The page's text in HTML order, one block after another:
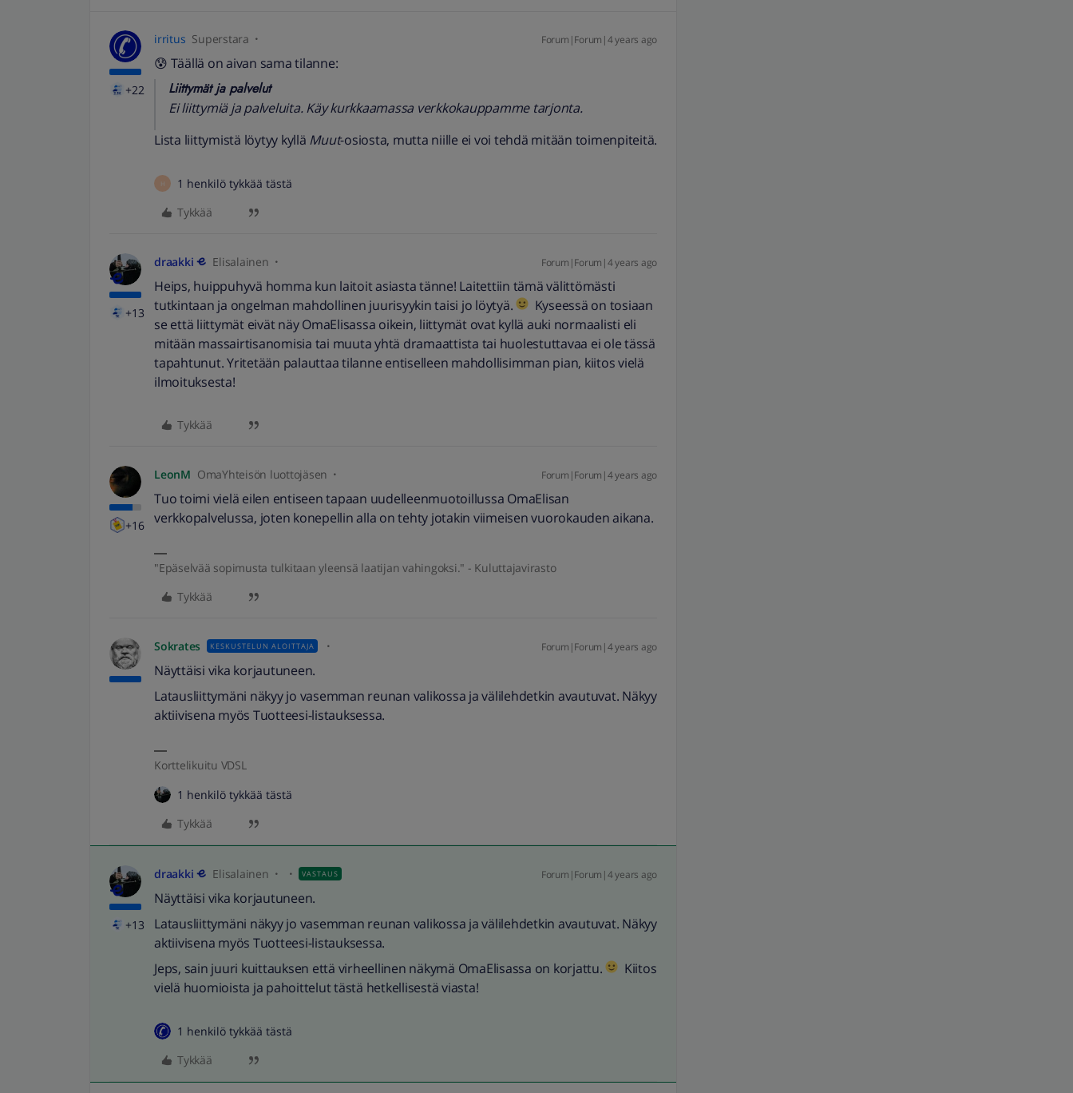
+22
irritus Superstara Forum|Forum|4 years ago
😰 Täällä on aivan sama tilanne:
Liittymät ja palvelut
Ei liittymiä ja palveluita. Käy kurkkaamassa verkkokauppamme tarjonta.
Lista liittymistä löytyy kyllä Muut-osiosta, mutta niille ei voi tehdä mitään toimenpiteitä.
H
1 henkilö tykkää tästä
Tykkää
+13
draakki Elisalainen Forum|Forum|4 years ago
Heips, huippuhyvä homma kun laitoit asiasta tänne! Laitettiin tämä välittömästi
tutkintaan ja ongelman mahdollinen juurisyykin taisi jo löytyä.
Kyseessä on tosiaan
se että liittymät eivät näy OmaElisassa oikein, liittymät ovat kyllä auki normaalisti eli
mitään massairtisanomisia tai muuta yhtä dramaattista tai huolestuttavaa ei ole tässä
tapahtunut. Yritetään palauttaa tilanne entiselleen mahdollisimman pian, kiitos vielä
ilmoituksesta!
Tykkää
+16
LeonM OmaYhteisön luottojäsen Forum|Forum|4 years ago
Tuo toimi vielä eilen entiseen tapaan uudelleenmuotoillussa OmaElisan
verkkopalvelussa, joten konepellin alla on tehty jotakin viimeisen vuorokauden aikana.
"Epäselvää sopimusta tulkitaan yleensä laatijan vahingoksi." - Kuluttajavirasto
Tykkää
Sokrates KESKUSTELUN ALOITTAJA Forum|Forum|4 years ago
Näyttäisi vika korjautuneen.
Latausliittymäni näkyy jo vasemman reunan valikossa ja välilehdetkin avautuvat. Näkyy
aktiivisena myös Tuotteesi-listauksessa.
Korttelikuitu VDSL
1 henkilö tykkää tästä
Tykkää
+13
draakki Elisalainen VASTAUS Forum|Forum|4 years ago
Näyttäisi vika korjautuneen.
Latausliittymäni näkyy jo vasemman reunan valikossa ja välilehdetkin avautuvat. Näkyy
aktiivisena myös Tuotteesi-listauksessa.
Jeps, sain juuri kuittauksen että virheellinen näkymä OmaElisassa on korjattu.
Kiitos
vielä huomioista ja pahoittelut tästä hetkellisestä viasta!
1 henkilö tykkää tästä
Tykkää